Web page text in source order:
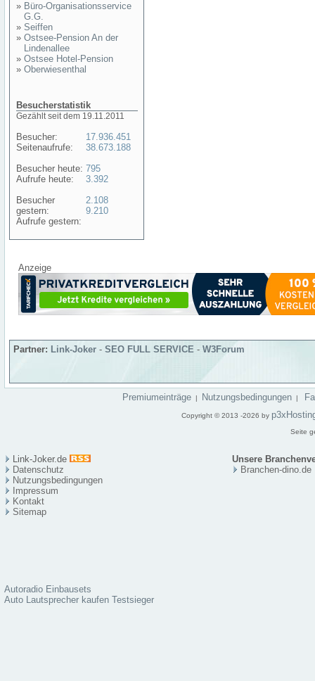
» Büro-Organisationsservice
G.G.
» Seiffen
» Ostsee-Pension An der
Lindenallee
» Ostsee Hotel-Pension
» Oberwiesenthal
Besucherstatistik
Gezählt seit dem 19.11.2011
Besucher:
Seitenaufrufe:
Besucher heute:
Aufrufe heute:
Besucher
gestern:
Aufrufe gestern:
17.936.451
38.673.188
795
3.392
2.108
9.210
Anzeige
Partner: Link-Joker - SEO FULL SERVICE - W3Forum
Premiumeinträge | Nutzungsbedingungen |
Copyright © 2013 -2026 by
Seite
Link-Joker.de
Unsere
Datenschutz
Nutzungsbedingungen
Impressum
Kontakt
Sitemap
Branchen-dino.de
Autoradio Einbausets
Auto Lautsprecher kaufen Testsieger